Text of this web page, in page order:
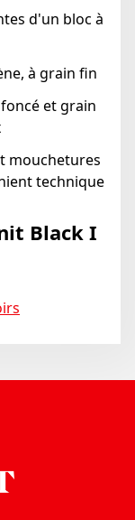
d'un bloc à
à grain fin
et grain
mouchetures
technique
Black I